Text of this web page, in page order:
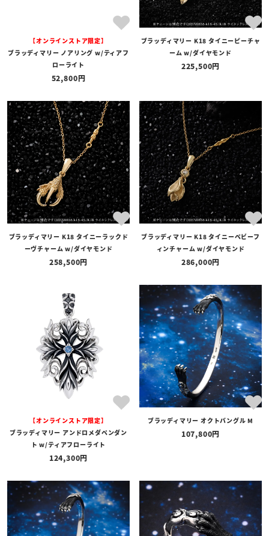
在庫あり
在庫なしを含む
【オンラインストア限定】
ブラッディマリー ノアリング w/ティアフ
ローライト
52,800
ブラッディマリー K18 タイニーピーチャ
ーム w/ダイヤモンド
225,500
ブラッディマリー K18 タイニーラックド
ーヴチャーム w/ダイヤモンド
258,500
ブラッディマリー K18 タイニーベビーフ
ィンチャーム w/ダイヤモンド
286,000
【オンラインストア限定】
ブラッディマリー アンドロメダペンダン
ト w/ティアフローライト
124,300
ブラッディマリー オクトバングル M
107,800